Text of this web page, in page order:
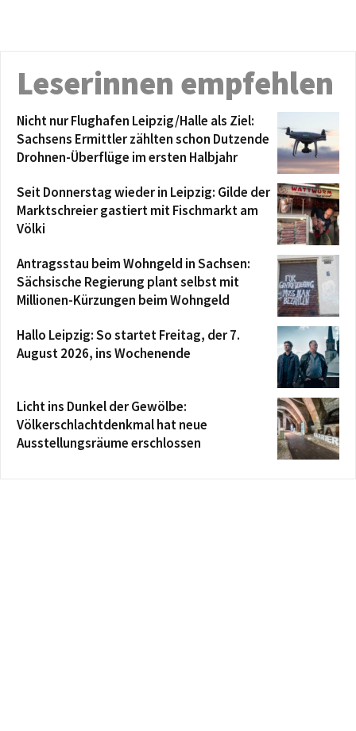
Leserinnen empfehlen
Nicht nur Flughafen Leipzig/Halle als Ziel:
Sachsens Ermittler zählten schon Dutzende
Drohnen-Überflüge im ersten Halbjahr
Seit Donnerstag wieder in Leipzig: Gilde der
Marktschreier gastiert mit Fischmarkt am
Völki
Antragsstau beim Wohngeld in Sachsen:
Sächsische Regierung plant selbst mit
Millionen-Kürzungen beim Wohngeld
Hallo Leipzig: So startet Freitag, der 7.
August 2026, ins Wochenende
Licht ins Dunkel der Gewölbe:
Völkerschlachtdenkmal hat neue
Ausstellungsräume erschlossen